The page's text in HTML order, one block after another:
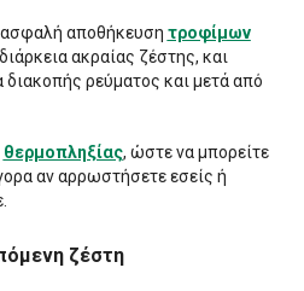
ασφαλή αποθήκευση τροφίμων
ακραίας ζέστης, και
διακοπής ρεύματος και μετά από
θερμοπληξίας, ώστε να μπορείτε
αν αρρωστήσετε εσείς ή
ζέστη